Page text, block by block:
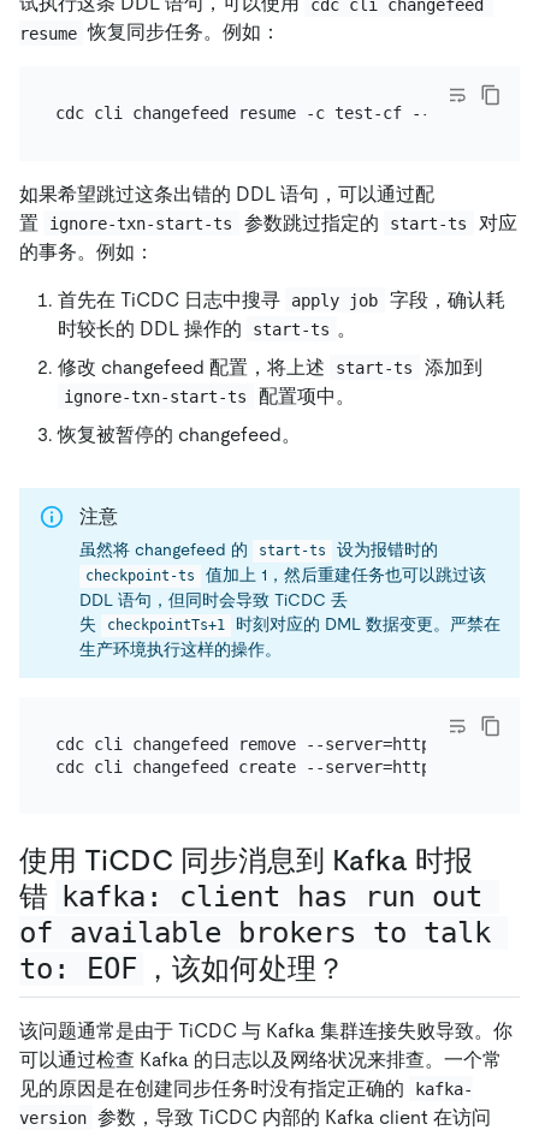
cdc cli changefeed
resume 恢复同步任务。例如：
如果希望跳过这条出错的 DDL 语句，可以通过配
置
ignore-txn-start-ts 参数跳过指定的 start-ts
对应
的事务。例如：
首先在 TiCDC 日志中搜寻 apply job
字段，确认耗
时较长的 DDL 操作的
start-ts 。
修改 changefeed 配置，将上述
start-ts 添加到
ignore-txn-start-ts
配置项中。
恢复被暂停的 changefeed。
注意
虽然将 changefeed 的 start-ts 设为报错时的
checkpoint-ts
值加上 1，然后重建任务也可以跳过该
DDL 语句，但同时会导致 TiCDC 丢
失
checkpointTs+1
时刻对应的 DML 数据变更。严禁在
生产环境执行这样的操作。
cdc cli changefeed remove --server=http://
cdc cli changefeed create --server=http://
使用 TiCDC 同步消息到 Kafka 时报
错 kafka: client has run out
of available brokers to talk
to: EOF ，该如何处理？
该问题通常是由于 TiCDC 与 Kafka 集群连接失败导致。你
可以通过检查 Kafka 的日志以及网络状况来排查。一个常
见的原因是在创建同步任务时没有指定正确的
kafka-
version 参数，导致 TiCDC 内部的 Kafka client 在访问